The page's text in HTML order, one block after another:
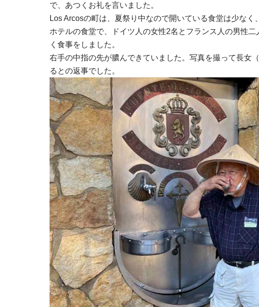
で、あつくお礼を言いました。
Los Arcosの町は、夏祭り中なので開いている食堂は少なく
ホテルの食堂で、ドイツ人の女性2名とフランス人の男性
く食事をしました。
右手の中指の先が膿んできていました。写真を撮って長女
るとの返事でした。